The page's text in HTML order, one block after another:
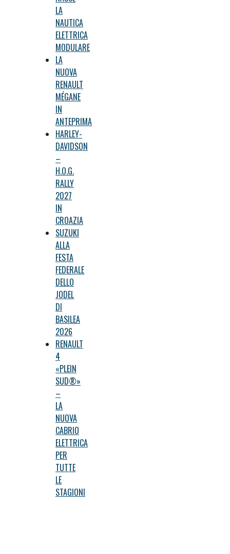
LA
NAUTICA
ELETTRICA
MODULARE
LA
NUOVA
RENAULT
MÉGANE
IN
ANTEPRIMA
HARLEY-
DAVIDSON
–
H.O.G.
RALLY
2027
IN
CROAZIA
SUZUKI
ALLA
FESTA
FEDERALE
DELLO
JODEL
DI
BASILEA
2026
RENAULT
4
«PLEIN
SUD®»
–
LA
NUOVA
CABRIO
ELETTRICA
PER
TUTTE
LE
STAGIONI